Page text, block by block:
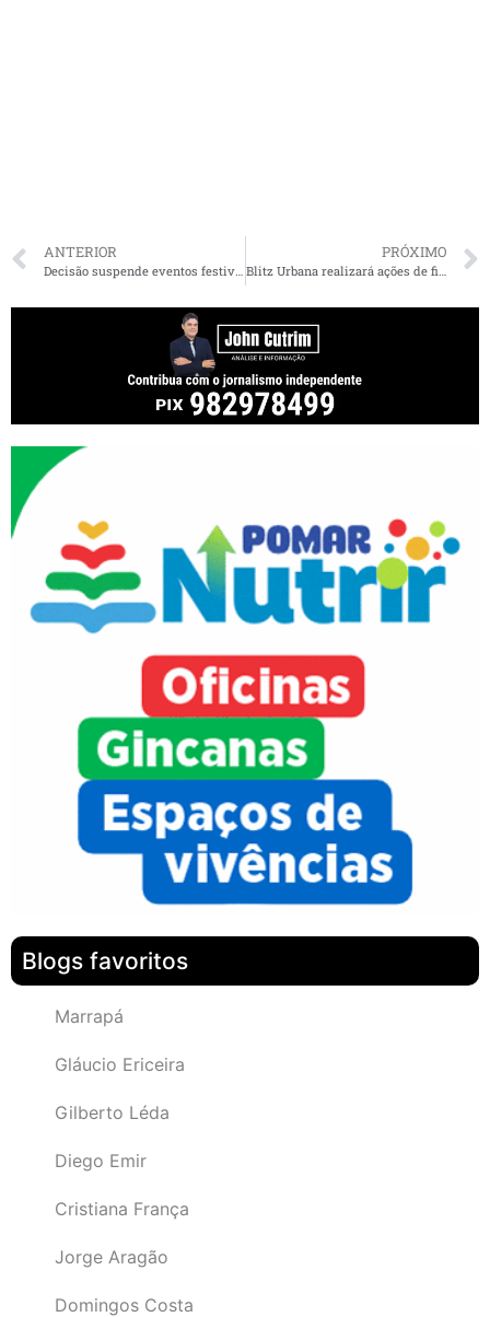
ANTERIOR
Decisão suspende eventos festivos durante o período de Carnaval no Maranhão
PRÓXIMO
Blitz Urbana realizará ações de fiscalização para coibir festas de Carnaval em São Luís
Blogs favoritos
Marrapá
Gláucio Ericeira
Gilberto Léda
Diego Emir
Cristiana França
Jorge Aragão
Domingos Costa